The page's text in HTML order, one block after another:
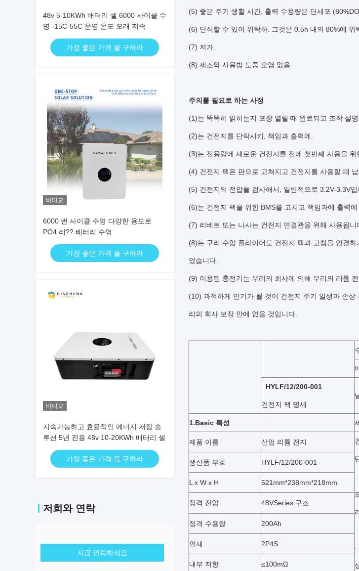
48v 5-10KWh 배터리 셀 6000 사이클 수
명 -15C-55C 운영 온도 오래 지속
가장 좋은 가격 을 구하라
비디오
6000 번 사이클 수명 다양한 용도로
PO4 리?? 배터리 수명
가장 좋은 가격 을 구하라
비디오
지속가능하고 효율적인 에너지 저장 솔
루션 5년 전용 48v 10-20KWh 배터리 셀
가장 좋은 가격 을 구하라
저희와 연락
지금 연락하세요
(5) 좋은 주기 생활 시간, 출력 수용량은 단세포
(6) 단식할 수 있어 위탁하. 그것은 0.5h 내의 80%에 위
(7) 저가.
(8) 제조와 사용법 도중 오염 없음.
주의를 필요로 하는 사정
(1)는 똑똑히 읽히는지 포장 열릴 때 완료되고 조작 설
(2)는 건전지를 단락시키, 책임과 출력에.
(3)는 전용량에 새로운 건전지를 전에 첫번째 사용을 위
(4) 건전지 팩은 판으로 고쳐지고 건전지를 사용할 때
(5) 건전지의 전압을 검사해서, 일반적으로 3.2V-3.3V입
(6)는 건전지 팩을 위한 BMS를 고치고 책임과에 출력
(7) 리베트 또는 나사는 건전지 연결관을 위해 사용됩니
(8)는 구리 수압 플라이어도 건전지 팩과 고침을 연결
었습니다.
(9) 이용된 충전기는 우리의 회사에 의해 우리의 리튬
(10) 과적하게 만기가 될 것이 건전지 주기 일생과 손
리의 회사 보장 안에 없을 것입니다.
HYLF/12/200-001
건전지 팩 명세
1.Basic 특성
제품 이름 산업 리튬 전지
생산품 부호 HYLF/12/200-001
L x W x H 521mm*238mm*218mm
정격 전압 48VSeries 구조
정격 수용량 200Ah
연재 2P4S
내부 저항 ≤100mΩ